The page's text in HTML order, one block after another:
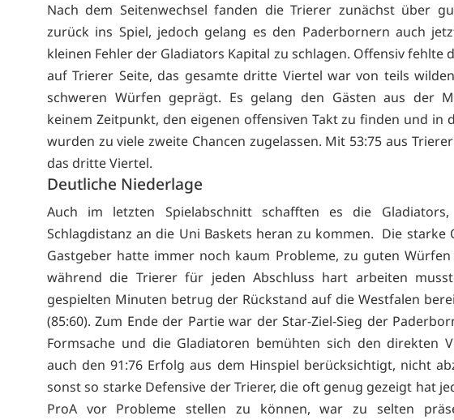
Nach dem Seitenwechsel fanden die Trierer zunächst über
zurück ins Spiel, jedoch gelang es den Paderbornern auch
kleinen Fehler der Gladiators Kapital zu schlagen. Offensiv fehlte
auf Trierer Seite, das gesamte dritte Viertel war von teils
schweren Würfen geprägt. Es gelang den Gästen aus der
keinem Zeitpunkt, den eigenen offensiven Takt zu finden und in
wurden zu viele zweite Chancen zugelassen. Mit 53:75 aus
das dritte Viertel.
Deutliche Niederlage
Auch im letzten Spielabschnitt schafften es die
Schlagdistanz an die Uni Baskets heran zu kommen. Die starke
Gastgeber hatte immer noch kaum Probleme, zu guten
während die Trierer für jeden Abschluss hart arbeiten
gespielten Minuten betrug der Rückstand auf die Westfalen
(85:60). Zum Ende der Partie war der Star-Ziel-Sieg der
Formsache und die Gladiatoren bemühten sich den direkten
auch den 91:76 Erfolg aus dem Hinspiel berücksichtigt, nicht
sonst so starke Defensive der Trierer, die oft genug gezeigt hat
ProA vor Probleme stellen zu können, war zu selten